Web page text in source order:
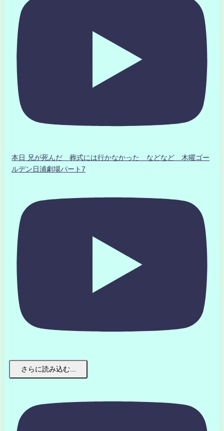
本日 兄が死んだ 葬式には行かなかった などなど 木曜ゴー
ルデン日浦劇場パート7
さらに読み込む...